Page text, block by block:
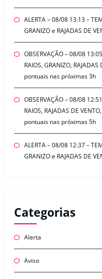
ALERTA – 08/08 13:13 –
GRANIZO e RAJADAS DE
OBSERVAÇÃO – 08/08
RAIOS, GRANIZO,
pontuais nas próximas 3h
OBSERVAÇÃO – 08/08
RAIOS, RAJADAS DE
pontuais nas próximas 5h
ALERTA – 08/08 12:37 –
GRANIZO e RAJADAS DE
Categorias
Alerta
Aviso